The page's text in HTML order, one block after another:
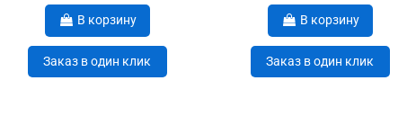
В корзину
Заказ в один клик
В корзину
Заказ в один клик